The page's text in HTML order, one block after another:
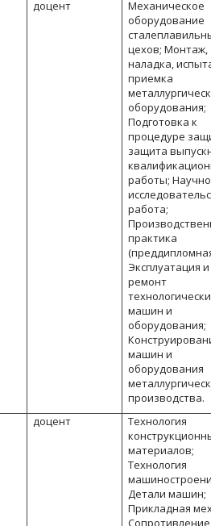
доцент
Механическое
оборудование
цехов; Монтаж,
наладка,
приемка
оборудования;
Подготовка к
процедуре
защита
работы;
работа;
практика
Эксплуатация и
ремонт
машин и
оборудования;
машин и
оборудования
производства.
доцент
Технология
материалов;
Технология
Детали машин;
Прикладная
Сопротивление